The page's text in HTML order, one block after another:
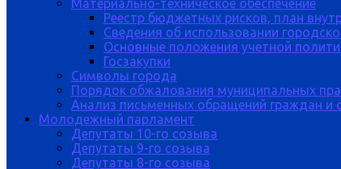
Материально-техническое обеспечение
Реестр бюджетных рисков, план
Сведения об использовании
Основные положения учетной
Госзакупки
Символы города
Порядок обжалования муниципальных
Анализ письменных обращений граждан и
Молодежный парламент
Депутаты 10-го созыва
Депутаты 9-го созыва
Депутаты 8-го созыва